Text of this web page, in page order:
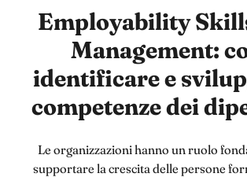
Employability
Management:
identificare e
competenze dei
Le organizzazioni hanno un ruolo
supportare la crescita delle persone